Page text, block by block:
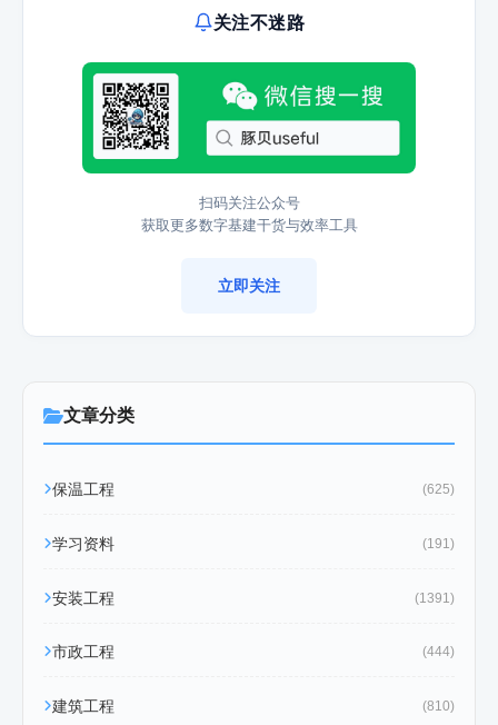
关注不迷路
扫码关注公众号
获取更多数字基建干货与效率工具
立即关注
文章分类
保温工程 (625)
学习资料 (191)
安装工程 (1391)
市政工程 (444)
建筑工程 (810)